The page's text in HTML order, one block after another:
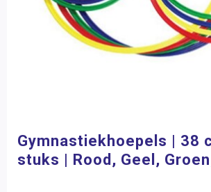
Gymnastiekhoepels | 38
stuks | Rood, Geel,